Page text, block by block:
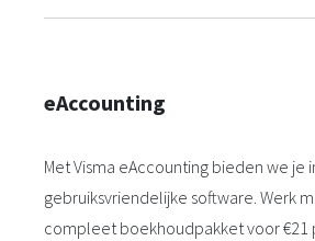
eAccounting
Met Visma eAccounting bieden we je
gebruiksvriendelijke software. Werk
compleet boekhoudpakket voor €21